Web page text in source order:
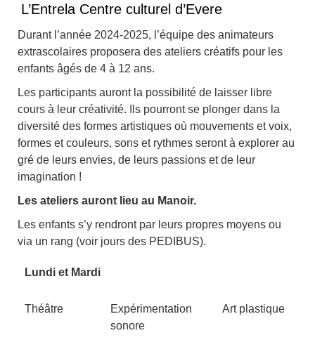
L’Entrela Centre culturel d’Evere
Durant l’année 2024-2025, l’équipe des animateurs
extrascolaires proposera des ateliers créatifs pour les
enfants âgés de 4 à 12 ans.
Les participants auront la possibilité de laisser libre
cours à leur créativité. Ils pourront se plonger dans la
diversité des formes artistiques où mouvements et voix,
formes et couleurs, sons et rythmes seront à explorer au
gré de leurs envies, de leurs passions et de leur
imagination !
Les ateliers auront lieu au Manoir.
Les enfants s’y rendront par leurs propres moyens ou
via un rang (voir jours des PEDIBUS).
Lundi et Mardi
Théâtre
Expérimentation
sonore
Art plastique